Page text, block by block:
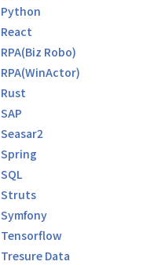
Python
React
RPA(Biz Robo)
RPA(WinActor)
Rust
SAP
Seasar2
Spring
SQL
Struts
Symfony
Tensorflow
Tresure Data